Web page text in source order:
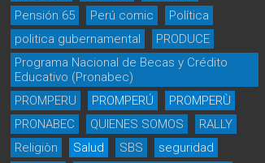
Pensión 65
Perú comic
Política
politica gubernamental
PRODUCE
Programa Nacional de Becas y Crédito
Educativo (Pronabec)
PROMPERU
PROMPERÚ
PROMPERÙ
PRONABEC
QUIENES SOMOS
RALLY
Religiòn
Salud SBS
seguridad